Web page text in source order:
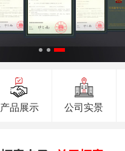
产品展示 公司实景